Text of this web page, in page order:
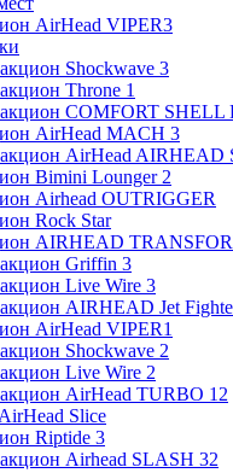
AirHead VIPER3
Shockwave 3
Throne 1
COMFORT SHELL
AirHead MACH 3
AirHead AIRHEAD
Bimini Lounger 2
Airhead OUTRIGGER
Rock Star
AIRHEAD
Griffin 3
Live Wire 3
AIRHEAD Jet
AirHead VIPER1
Shockwave 2
Live Wire 2
AirHead TURBO 12
Slice
Riptide 3
Airhead SLASH 32